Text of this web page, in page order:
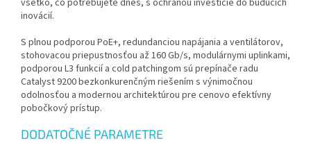
všetko, čo potrebujete dnes, s ochranou investície do budúcich
inovácií.
S plnou podporou PoE+, redundanciou napájania a ventilátorov,
stohovacou priepustnosťou až 160 Gb/s, modulárnymi uplinkami,
podporou L3 funkcií a cold patchingom sú prepínače radu
Catalyst 9200 bezkonkurenčným riešením s výnimočnou
odolnosťou a modernou architektúrou pre cenovo efektívny
pobočkový prístup.
DODATOČNÉ PARAMETRE